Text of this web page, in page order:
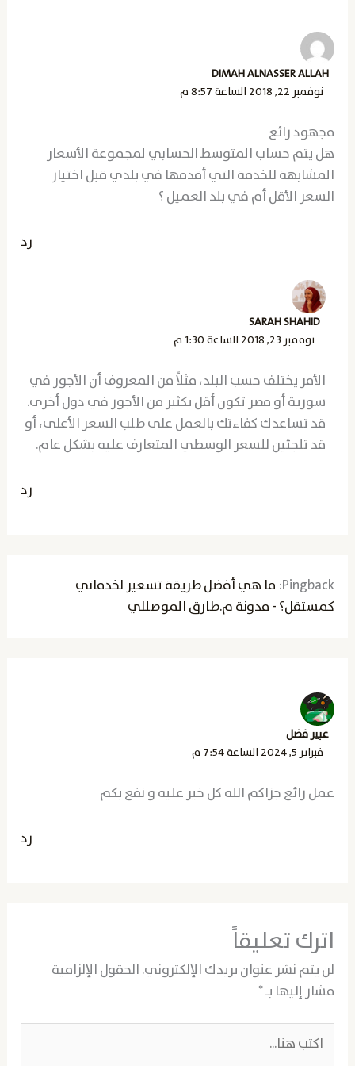
DIMAH ALNASSER ALLAH
نوفمبر 22, 2018 الساعة 8:57 م
مجهود رائع
هل يتم حساب المتوسط الحسابي لمجموعة الأسعار
المشابهة للخدمة التي أقدمها في بلدي قبل اختيار
السعر الأقل أم في بلد العميل ؟
رد
SARAH SHAHID
نوفمبر 23, 2018 الساعة 1:30 م
الأمر يختلف حسب البلد، مثلاً من المعروف أن الأجور في
سورية أو مصر تكون أقل بكثير من الأجور في دول أخرى.
قد تساعدك كفاءتك بالعمل على طلب السعر الأعلى، أو
قد تلجئين للسعر الوسطي المتعارف عليه بشكل عام.
رد
Pingback: ما هي أفضل طريقة تسعير لخدماتي
كمستقل؟ - مدونة م.طارق الموصللي
عبير فضل
فبراير 5, 2024 الساعة 7:54 م
عمل رائع جزاكم الله كل خير عليه و نفع بكم
رد
اترك تعليقاً
لن يتم نشر عنوان بريدك الإلكتروني.الحقول الإلزامية
مشار إليها بـ*
اكتب
هنا...